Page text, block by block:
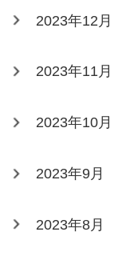
2023年12月
2023年11月
2023年10月
2023年9月
2023年8月